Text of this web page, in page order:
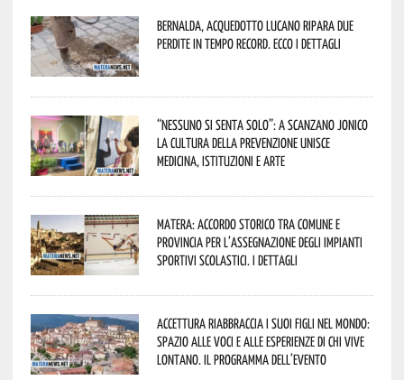
Bernalda, Acquedotto Lucano ripara due
perdite in tempo record. Ecco i dettagli
“Nessuno si senta solo”: a Scanzano Jonico
la cultura della prevenzione unisce
medicina, istituzioni e arte
Matera: accordo storico tra Comune e
Provincia per l’assegnazione degli impianti
sportivi scolastici. I dettagli
Accettura riabbraccia i suoi figli nel mondo:
spazio alle voci e alle esperienze di chi vive
lontano. Il programma dell’evento